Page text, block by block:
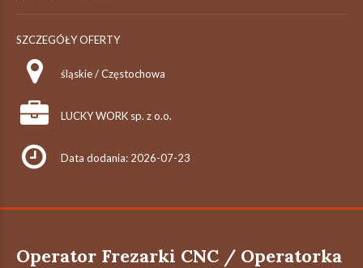
SZCZEGÓŁY OFERTY
śląskie / Częstochowa
LUCKY WORK sp. z o.o.
Data dodania: 2026-07-23
Operator Frezarki CNC / Operatorka